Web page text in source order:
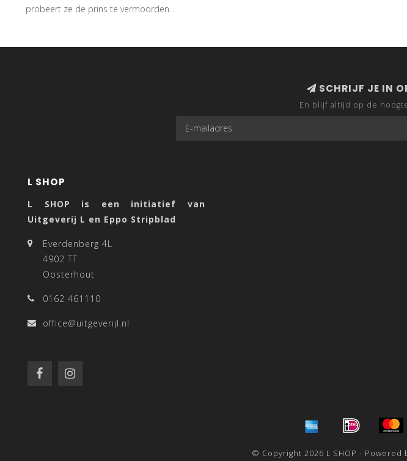
probeert ze de prins te vermoorden...
SCHRIJF JE IN
En blijf altijd op de
L SHOP
L SHOP is een initiatief van
Uitgeverij L en Eppo Stripblad
Everdenberg 4L
4902 TT
Oosterhout
0162 461110
office@uitgeverijl.nl
© Copyright 2026 L SHOP - Powered